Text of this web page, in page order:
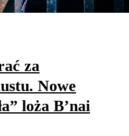
za
Nowe
loża B’nai